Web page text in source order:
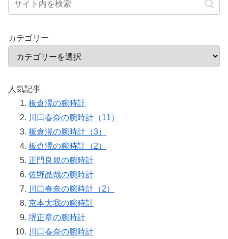
カテゴリー
人気記事
板倉滉の腕時計
川口春奈の腕時計（11）
板倉滉の腕時計（3）
板倉滉の腕時計（2）
正門良規の腕時計
佐野晶哉の腕時計
川口春奈の腕時計（2）
京本大我の腕時計
堺正章の腕時計
川口春奈の腕時計